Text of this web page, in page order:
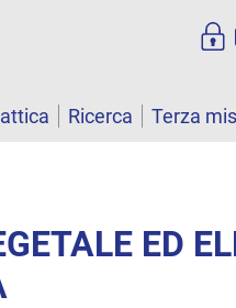
Ricerca Terza
ED